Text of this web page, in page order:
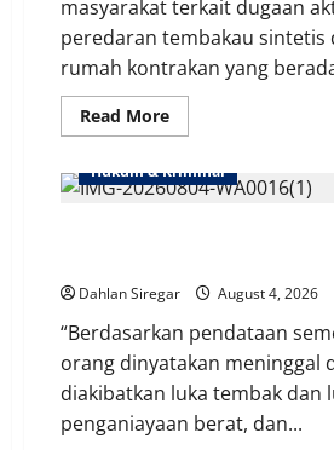
masyarakat terkait dugaan
peredaran tembakau sintetis
rumah kontrakan yang
Read MoreRead
more
di
Rumah
Minggu,
Polisi
Sindikat
Sinte
Gorila
|
4
Pelaku
Diciduk
Hukum & Kriminal
Dahlan Siregar August 4, 2026
“Berdasarkan pendataan
orang dinyatakan meninggal
diakibatkan luka tembak dan
penganiayaan berat, dan...